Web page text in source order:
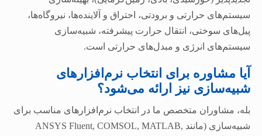
سیستم‌های حرارتی و برودتی، احتراق و آلاینده‌ها، نیروگاه‌ها،
پیل‌های سوختی، انتقال حرارت پیشرفته، شبیه‌سازی
سیستم‌های انرژی و مبدل‌های حرارتی است.
آیا مشاوره برای انتخاب نرم‌افزارهای
شبیه‌سازی نیز ارائه می‌شود؟
بله، مشاوران متخصص ما در انتخاب نرم‌افزارهای مناسب برای
شبیه‌سازی (مانند ANSYS Fluent, COMSOL, MATLAB,